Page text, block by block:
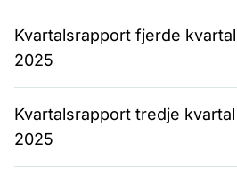
Kvartalsrapport fjerde kvartal
2025
Kvartalsrapport tredje kvartal
2025